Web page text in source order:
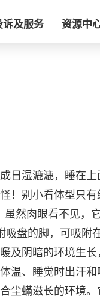
诉及服务 资源中
日湿漉漉，睡在
！别小看体型只
虽然肉眼看不见，
盘的脚，可吸附
及阴暗的环境生
温、睡觉时出汗和
尘蟎滋长的环境